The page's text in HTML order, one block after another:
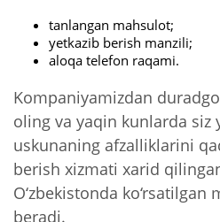
tanlangan mahsulot;
yetkazib berish manzili;
aloqa telefon raqami.
Kompaniyamizdan
oling va yaqin kunlarda siz
uskunaning afzalliklarini
berish xizmati xarid
O‘zbekistonda ko‘rsatilgan
beradi.